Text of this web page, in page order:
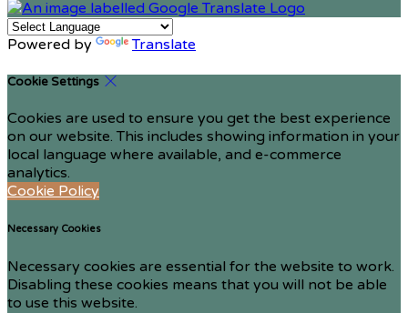
Powered by Translate
Cookie Settings
Cookies are used to ensure you get the best experience
on our website. This includes showing information in your
local language where available, and e-commerce
analytics.
Cookie Policy
Necessary Cookies
Necessary cookies are essential for the website to work.
Disabling these cookies means that you will not be able
to use this website.